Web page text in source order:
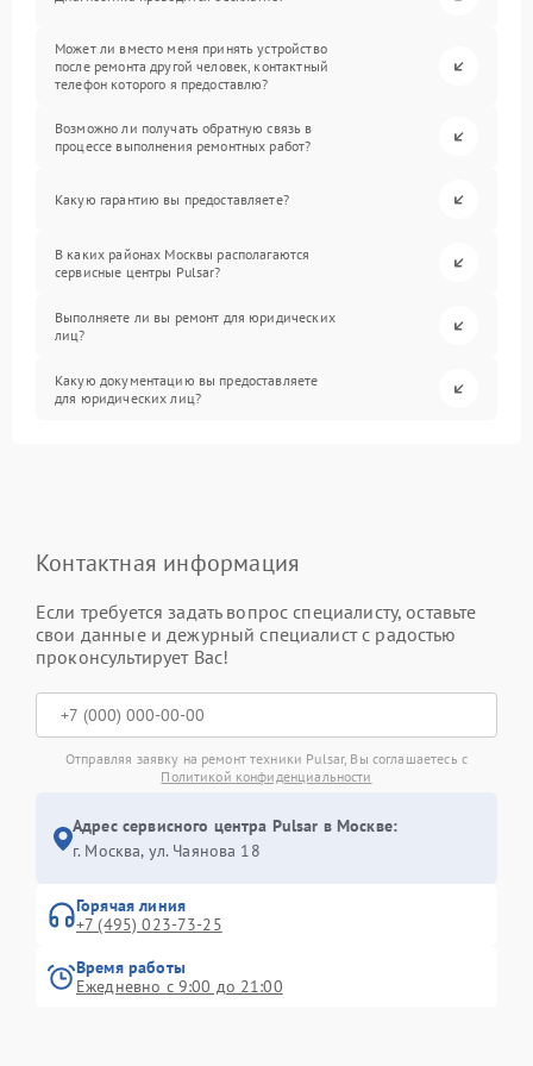
Может ли вместо меня принять устройство
после ремонта другой человек, контактный
телефон которого я предоставлю?
Возможно ли получать обратную связь в
процессе выполнения ремонтных работ?
Какую гарантию вы предоставляете?
В каких районах Москвы располагаются
сервисные центры Pulsar?
Выполняете ли вы ремонт для юридических
лиц?
Какую документацию вы предоставляете
для юридических лиц?
Контактная информация
Если требуется задать вопрос специалисту, оставьте
свои данные и дежурный специалист с радостью
проконсультирует Вас!
Отправляя заявку на ремонт техники Pulsar, Вы соглашаетесь с
Политикой конфиденциальности
Адрес сервисного центра Pulsar в Москве:
г. Москва, ул. Чаянова 18
Горячая линия
+7 (495) 023-73-25
Время работы
Ежедневно с 9:00 до 21:00